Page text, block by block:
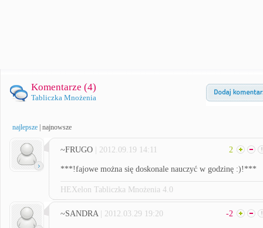
Komentarze (4)
Tabliczka Mnożenia
najlepsze najnowsze
~FRUGO | 2012.09.19 14:11 2
***!fajowe można się doskonale nauczyć w godzinę :)!***
HEXelon Tabliczka Mnożenia 4.0
~SANDRA | 2012.03.29 19:20 -2